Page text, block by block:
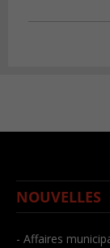
NOUVELLES
- Affaires